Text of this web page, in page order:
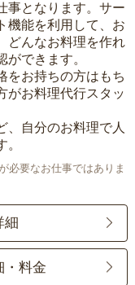
事となります。サー
機能を利用して、お
どんなお料理を作れ
できます。
をお持ちの方はもち
がお料理代行スタッ
、自分のお料理で人
必要なお仕事ではありま
細
・料金